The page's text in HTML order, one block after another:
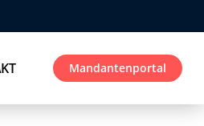
Mandantenportal